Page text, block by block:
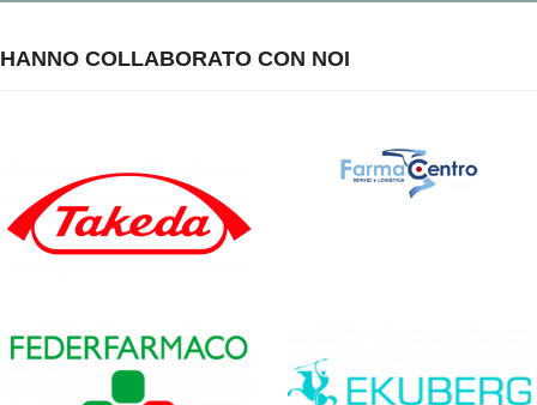
HANNO COLLABORATO CON NOI